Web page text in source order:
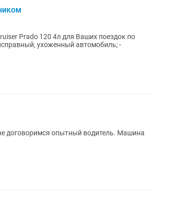
Prado 120 4л для Ваших поездок по
ухоженный автомобиль; -
договоримся опытный водитель. Машина